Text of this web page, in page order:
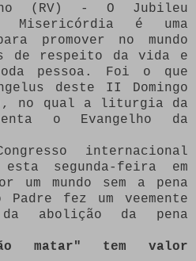
(RV)
- O Jubileu
Misericórdia é uma
promover no mundo
de respeito da vida e
pessoa. Foi o que
deste II Domingo
no qual a liturgia da
o Evangelho da
internacional
segunda-feira em
um mundo sem a pena
fez um veemente
abolição da pena
matar" tem valor